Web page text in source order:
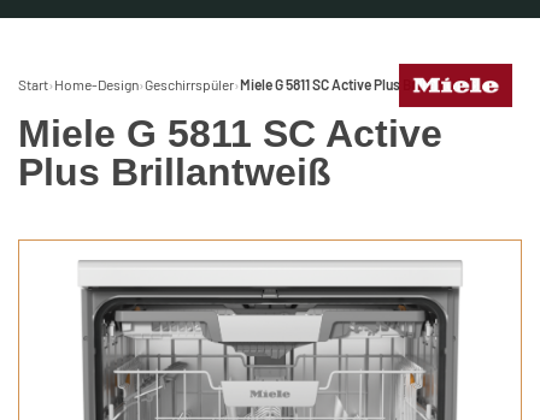
Start› Home-Design›Geschirrspüler›Miele G 5811 SC Active Plus Brillantweiß
Miele G 5811 SC Active
Plus Brillantweiß